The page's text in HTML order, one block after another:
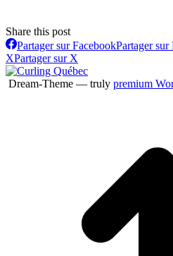
Share this post
Partager sur FacebookPartager sur
XPartager sur X
Dream-Theme — truly premium